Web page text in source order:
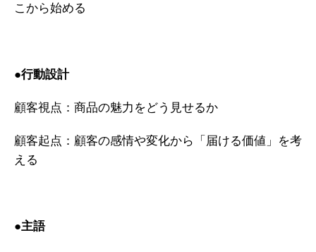
こから始める
●行動設計
顧客視点：商品の魅力をどう見せるか
顧客起点：顧客の感情や変化から「届ける価値」を考
える
●主語